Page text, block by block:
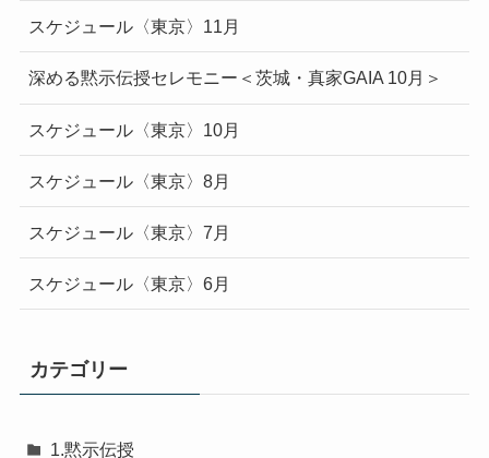
スケジュール〈東京〉11月
深める黙示伝授セレモニー＜茨城・真家GAIA 10月＞
スケジュール〈東京〉10月
スケジュール〈東京〉8月
スケジュール〈東京〉7月
スケジュール〈東京〉6月
カテゴリー
1.黙示伝授